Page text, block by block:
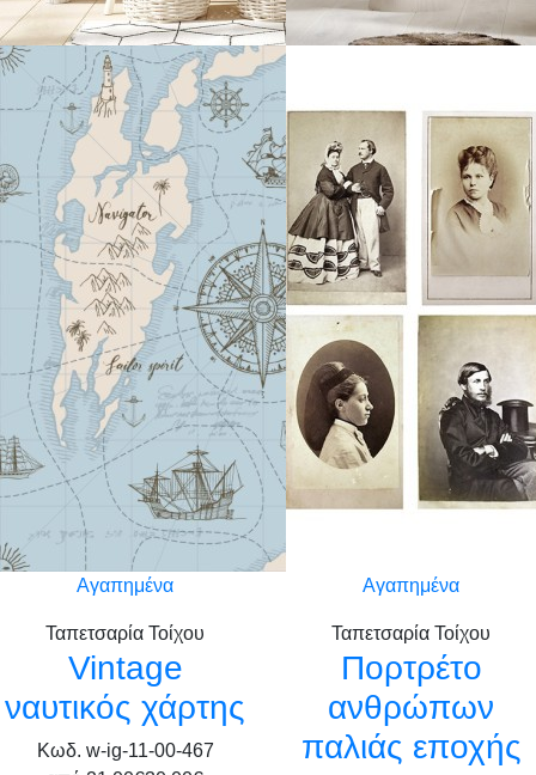
Αγαπημένα
Ταπετσαρία Τοίχου
Vintage
ναυτικός χάρτης
Κωδ. w-ig-11-00-467
Αγαπημένα
Ταπετσαρία Τοίχου
Πορτρέτο
ανθρώπων
παλιάς εποχής